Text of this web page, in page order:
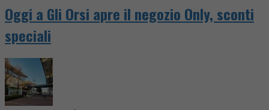
Oggi a Gli Orsi apre il negozio Only, sconti
speciali